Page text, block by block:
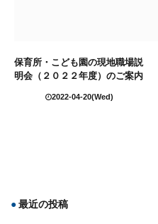
保育所・こども園の現地職場説
明会（２０２２年度）のご案内
2022-04-20(Wed)
最近の投稿